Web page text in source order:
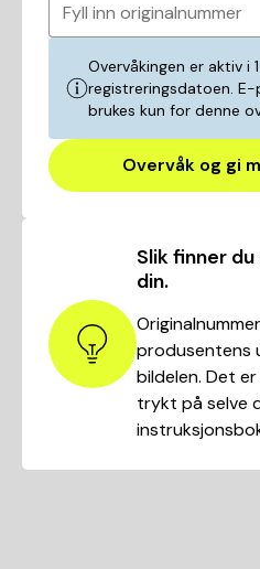
Slik finner
din.
produsentens
bildelen. Det
trykt på selve
Fyll inn originalnummer
Overvåkingen er aktiv i
registreringsdatoen.
brukes kun for denne
Overvåk og gi